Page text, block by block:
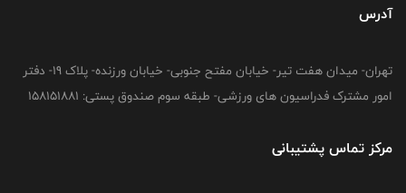
آدرس
تهران- میدان هفت تیر- خیابان مفتح جنوبی- خیابان ورزنده- پلاک 19- دفتر
امور مشترک فدراسیون های ورزشی- طبقه سوم صندوق پستی: 158151881
مرکز تماس پشتیبانی